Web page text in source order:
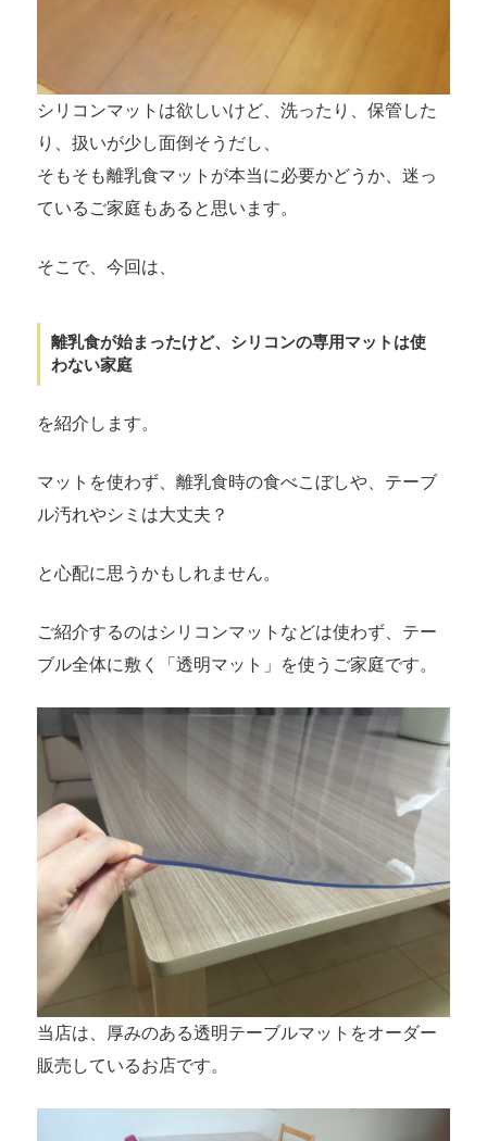
シリコンマットは欲しいけど、洗ったり、保管した
り、扱いが少し面倒そうだし、
そもそも離乳食マットが本当に必要かどうか、迷っ
ているご家庭もあると思います。
そこで、今回は、
離乳食が始まったけど、シリコンの専用マットは使
わない家庭
を紹介します。
マットを使わず、離乳食時の食べこぼしや、テーブ
ル汚れやシミは大丈夫？
と心配に思うかもしれません。
ご紹介するのはシリコンマットなどは使わず、テー
ブル全体に敷く「透明マット」を使うご家庭です。
当店は、厚みのある透明テーブルマットをオーダー
販売しているお店です。